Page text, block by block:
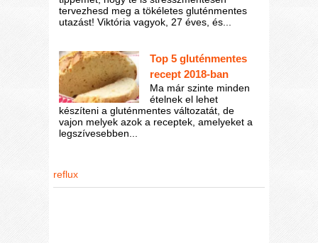
tervezhesd meg a tökéletes gluténmentes
utazást! Viktória vagyok, 27 éves, és...
Top 5 gluténmentes
recept 2018-ban
Ma már szinte minden
ételnek el lehet
készíteni a gluténmentes változatát, de
vajon melyek azok a receptek, amelyeket a
legszívesebben...
reflux